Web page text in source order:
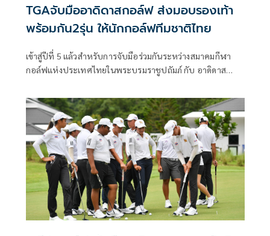
TGAจับมืออาดิดาสกอล์ฟ ส่งมอบรองเท้า
พร้อมกัน2รุ่น ให้นักกอล์ฟทีมชาติไทย
เข้าสู่ปีที่ 5 แล้วสำหรับการจับมือร่วมกันระหว่างสมาคมกีฬา
กอล์ฟแห่งประเทศไทยในพระบรมราชูปถัมภ์ กับ อาดิดาส
รองเท้ากอล์ฟรุ่นใหม่เอี่ยมให้กับนักกอล์ฟทีมชาติไทยในทุกๆซี
ซั่น ล่าสุดก็ได้มีการส่งมอบอาวุธชิ้นใหม่ให้เหล่านักกอล์ฟทีม
ชาติไทยเป็นที่เรียบร้อย โดยคุณรังสฤษดิ์ ลักษิตานนท์ นายก
สมาคมกีฬากอล์ฟแห่งประเทศไทยฯ และกรรมการส่งเสริมและ
พัฒนาทีมชาติ, คุณนิศารัตน์ ฉายมงคลชัย ผู้จัดการอาวุโสฝ่าย
ธุรกิจ อาดิดาส กอล์ฟ บริษัท อาดิดาส (ประเทศไทย) จำกัด